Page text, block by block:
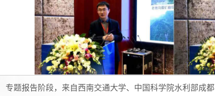
专题报告阶段，来自西南交通大学、中国科学院水利部成